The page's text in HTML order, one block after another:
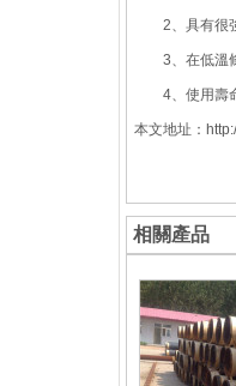
2、具有很強
3、在低溫條
4、使用壽命
本文地址：
相關產品